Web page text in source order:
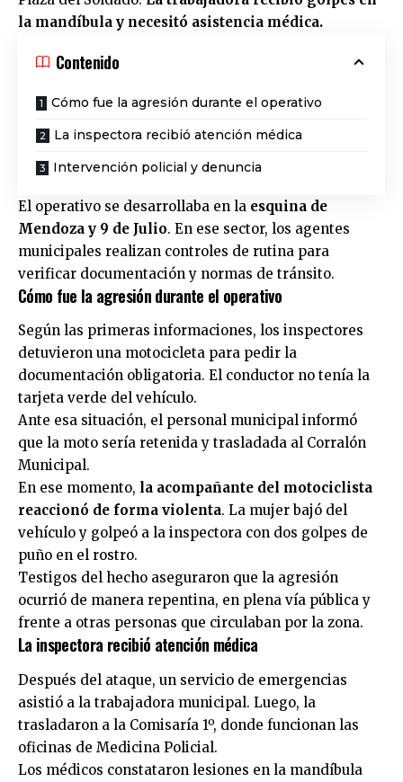
la mandíbula y necesitó asistencia médica.
Contenido
Cómo fue la agresión durante el operativo
La inspectora recibió atención médica
Intervención policial y denuncia
El operativo se desarrollaba en la esquina de
Mendoza y 9 de Julio. En ese sector, los agentes
municipales realizan controles de rutina para
verificar documentación y normas de tránsito.
Cómo fue la agresión durante el operativo
Según las primeras informaciones, los inspectores
detuvieron una motocicleta para pedir la
documentación obligatoria. El conductor no tenía la
tarjeta verde del vehículo.
Ante esa situación, el personal municipal informó
que la moto sería retenida y trasladada al Corralón
Municipal.
En ese momento, la acompañante del motociclista
reaccionó de forma violenta. La mujer bajó del
vehículo y golpeó a la inspectora con dos golpes de
puño en el rostro.
Testigos del hecho aseguraron que la agresión
ocurrió de manera repentina, en plena vía pública y
frente a otras personas que circulaban por la zona.
La inspectora recibió atención médica
Después del ataque, un servicio de emergencias
asistió a la trabajadora municipal. Luego, la
trasladaron a la Comisaría 1º, donde funcionan las
oficinas de Medicina Policial.
Los médicos constataron lesiones en la mandíbula